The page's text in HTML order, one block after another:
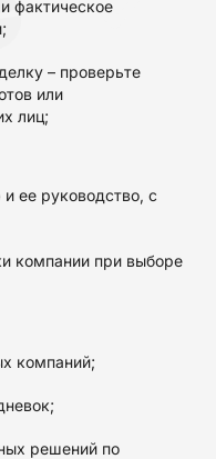
фактическое
– проверьте
или
лиц;
ее руководство, с
компании при выборе
компаний;
решений по